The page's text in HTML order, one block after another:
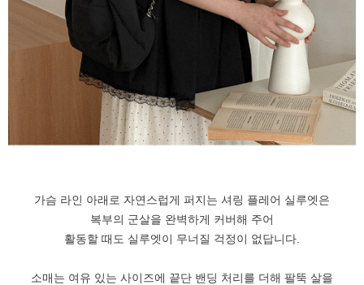
가슴 라인 아래로 자연스럽게 퍼지는 셔링 플레어 실루엣은
복부의 군살을 완벽하게 커버해 주어
활동할 때도 실루엣이 무너질 걱정이 없답니다.
소매는 여유 있는 사이즈에 끝단 밴딩 처리를 더해 팔뚝 살을